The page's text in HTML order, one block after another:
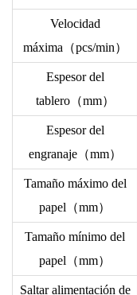
Velocidad
máxima（pcs/min）
Espesor del
tablero（mm）
Espesor del
engranaje（mm）
Tamaño máximo del
papel（mm）
Tamaño mínimo del
papel（mm）
Saltar alimentación de